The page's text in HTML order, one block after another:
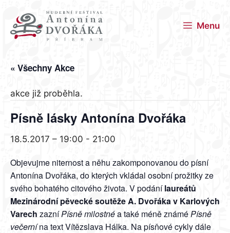
obsah
Menu
« Všechny Akce
akce již proběhla.
Písně lásky Antonína Dvořáka
18.5.2017 – 19:00 - 21:00
Objevujme niternost a něhu zakomponovanou do písní
Antonína Dvořáka, do kterých vkládal osobní prožitky ze
svého bohatého citového života. V podánílaureátů
Mezinárodní pěvecké soutěže A. Dvořáka v Karlových
Varech zazníPísně milostnéa také méně známéPísně
večernína text Vítězslava Hálka. Na písňové cykly dále